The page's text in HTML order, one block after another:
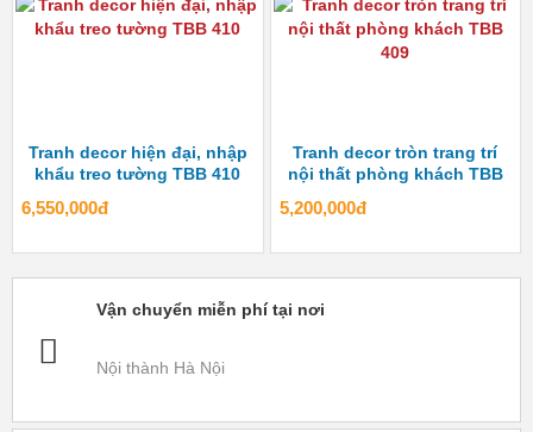
Tranh decor hiện đại, nhập
khẩu treo tường TBB 410
6,550,000đ
Tranh decor tròn trang trí
nội thất phòng khách TBB
5,200,000đ
Vận chuyển miễn phí tại nơi
Nội thành Hà Nội